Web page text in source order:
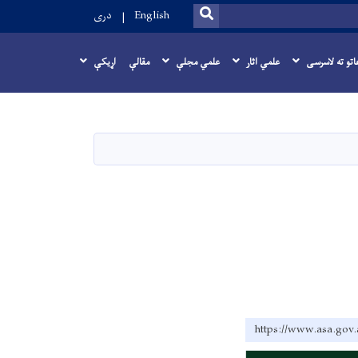
SEARCH
English دری
ته لاسرسی علمي اثار علمي مجلې مقالې اړيکې
https://